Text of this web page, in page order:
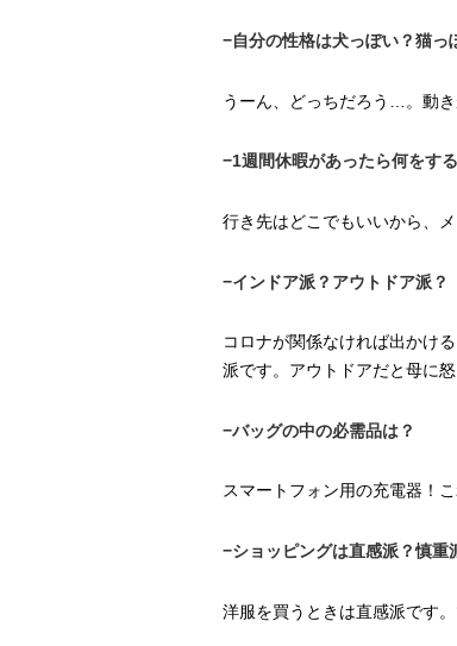
−自分の性格は犬っぽい？猫っ
うーん、どっちだろう…。動
−1週間休暇があったら何をす
行き先はどこでもいいから、
−インドア派？アウトドア派？
コロナが関係なければ出かけ
派です。アウトドアだと母に怒
−バッグの中の必需品は？
スマートフォン用の充電器！こ
−ショッピングは直感派？慎重
洋服を買うときは直感派です